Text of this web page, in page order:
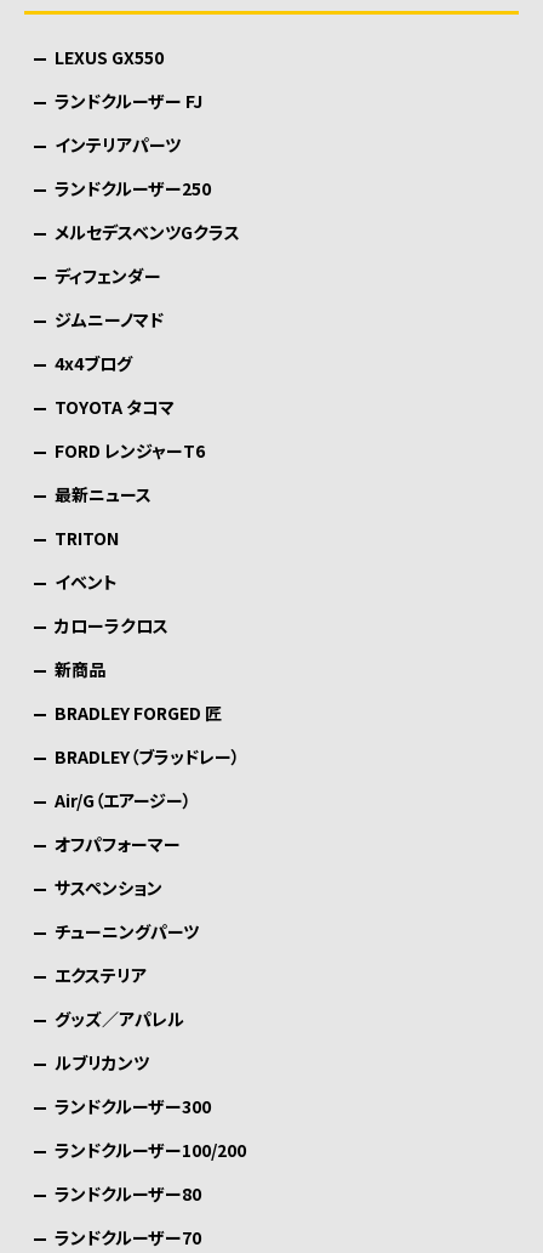
LEXUS GX550
ランドクルーザー FJ
インテリアパーツ
ランドクルーザー250
メルセデスベンツGクラス
ディフェンダー
ジムニーノマド
4x4ブログ
TOYOTA タコマ
FORD レンジャーT6
最新ニュース
TRITON
イベント
カローラクロス
新商品
BRADLEY FORGED 匠
BRADLEY（ブラッドレー）
Air/G（エアージー）
オフパフォーマー
サスペンション
チューニングパーツ
エクステリア
グッズ／アパレル
ルブリカンツ
ランドクルーザー300
ランドクルーザー100/200
ランドクルーザー80
ランドクルーザー70